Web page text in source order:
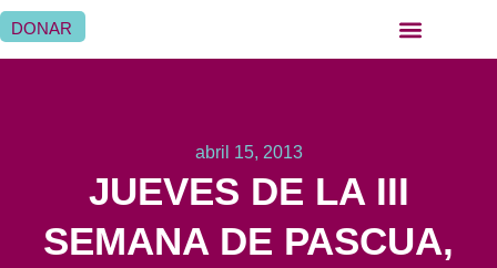
DONAR
abril 15, 2013
JUEVES DE LA III
SEMANA DE PASCUA,